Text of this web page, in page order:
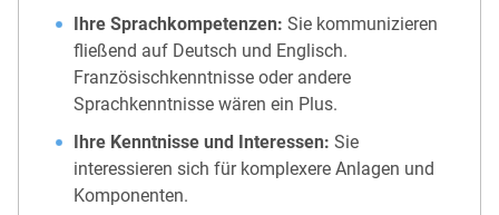
Ihre Sprachkompetenzen: Sie kommunizieren
fließend auf Deutsch und Englisch.
Französischkenntnisse oder andere
Sprachkenntnisse wären ein Plus.
Ihre Kenntnisse und Interessen: Sie
interessieren sich für komplexere Anlagen und
Komponenten.